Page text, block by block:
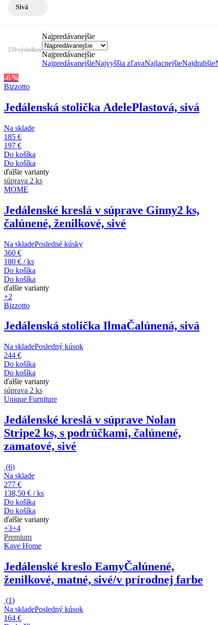
Sivá
159 výsledkov
Najpredávanejšie
Najpredávanejšie
NajpredávanejšieNajvyššia zľavaNajlacnejšieNajdrahšie
-6 %
Bizzotto
Jedálenská stolička AdelePlastová, sivá
Na sklade
185 €
197 €
Do košíka
Do košíka
ďalšie varianty
súprava 2 ks
MOME
Jedálenské kreslá v súprave Ginny2 ks,
čalúnené, ženilkové, sivé
Na skladePosledné kúsky
360 €
180 € / ks
Do košíka
Do košíka
ďalšie varianty
+2
Bizzotto
Jedálenská stolička IlmaČalúnená, sivá
Na skladePosledný kúsok
244 €
Do košíka
Do košíka
ďalšie varianty
súprava 2 ks
Unique Furniture
Jedálenské kreslá v súprave Nolan
Stripe2 ks, s podrúčkami, čalúnené,
zamatové, sivé
(6)
Na sklade
277 €
138,50 € / ks
Do košíka
Do košíka
ďalšie varianty
+3+4
Premium
Kave Home
Jedálenské kreslo EamyČalúnené,
ženilkové, matné, sivé/v prírodnej farbe
(1)
Na skladePosledný kúsok
164 €